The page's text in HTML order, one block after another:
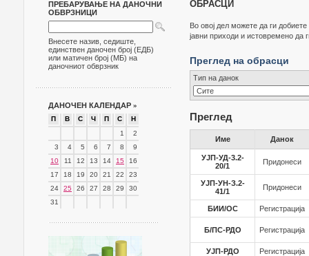
ПРЕБАРУВАЊЕ НА ДАНОЧНИ
ОБВРЗНИЦИ
Внесете назив, седиште,
единствен даночен број (ЕДБ)
или матичен број (МБ) на
даночниот обврзник
ДАНОЧЕН КАЛЕНДАР »
П В С Ч П С
Н
1
2
3
4 5 6 7 8
9
10
11 12 13 14 15
16
17
18 19 20 21 22
23
24
25 26 27 28 29
30
31
ОБРАСЦИ
Во овој дел можете да ги
јавни приходи и истовремено
Преглед на обрасци
Тип на данок
Преглед
Име Данок
УЈП-УД-3.2-
20/1
Придонеси
УЈП-УН-З.2-
41/1
Придонеси
БИИ/ОС Регистрација
Б/ПС-РДО Регистрација
УЈП-РДО Регистрација